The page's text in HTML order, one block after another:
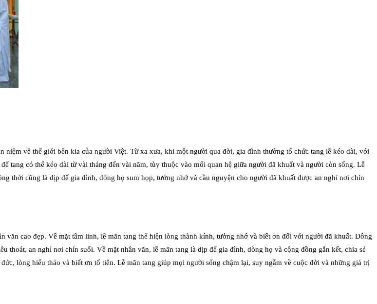
về thế giới bên kia của người Việt. Từ xa xưa, khi một người qua đời, gia đình thường tổ chức tang lễ kéo dài, với
tang có thể kéo dài từ vài tháng đến vài năm, tùy thuộc vào mối quan hệ giữa người đã khuất và người còn sống. Lễ
thời cũng là dịp để gia đình, dòng họ sum họp, tưởng nhớ và cầu nguyện cho người đã khuất được an nghỉ nơi chín
văn cao đẹp. Về mặt tâm linh, lễ mãn tang thể hiện lòng thành kính, tưởng nhớ và biết ơn đối với người đã khuất. Đồng
an nghỉ nơi chín suối. Về mặt nhân văn, lễ mãn tang là dịp để gia đình, dòng họ và cộng đồng gắn kết, chia sẻ
lòng hiếu thảo và biết ơn tổ tiên. Lễ mãn tang giúp mọi người sống chậm lại, suy ngẫm về cuộc đời và những giá trị